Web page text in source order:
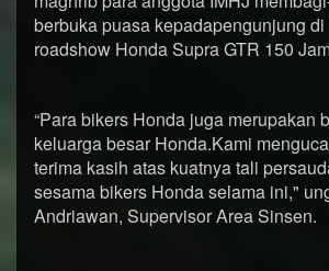
berbuka puasa kepadapengunjung
roadshow Honda Supra GTR 150
“Para bikers Honda juga merupakan
keluarga besar Honda.Kami
terima kasih atas kuatnya tali
sesama bikers Honda selama ini,"
Andriawan, Supervisor Area Sinsen.